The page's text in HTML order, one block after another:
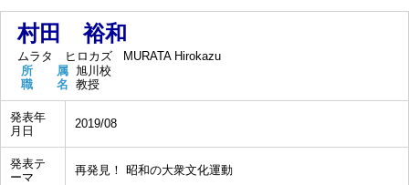
村田 裕和
ムラタ ヒロカズ
MURATA Hirokazu
所 属 旭川校
職 名 教授
発表年
月日
2019/08
発表テ
ーマ
再発見！ 昭和の大衆文化運動